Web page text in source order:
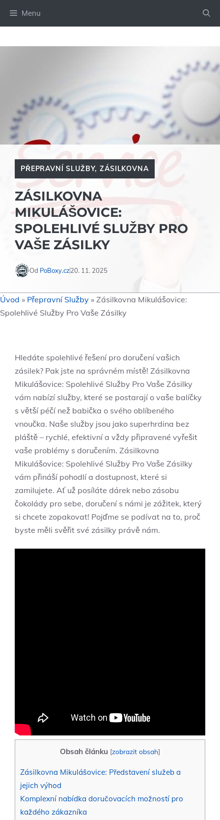
Menu
PŘEPRAVNÍ SLUŽBY,ZÁSILKOVNA
ZÁSILKOVNA
MIKULÁŠOVICE:
SPOLEHLIVÉ SLUŽBY PRO
VAŠE ZÁSILKY
Od PoBoxy.cz20. 11. 2025
Úvod » Přepravní Služby » Zásilkovna Mikulášovice:
Spolehlivé Služby Pro Vaše Zásilky
Hledáte ⁣spolehlivé řešení⁢ pro doručení vašich
zásilek? Pak jste na správném místě! Zásilkovna
Mikulášovice: Spolehlivé Služby Pro‌ Vaše Zásilky
vám ⁢nabízí služby, které se postarají o vaše balíčky
s větší péčí než babička o svého oblíbeného
vnoučka. Naše služby jsou jako⁣ superhrdina bez
pláště – ‌rychlé,‌ efektivní​ a vždy připravené​ vyřešit
⁣vaše problémy s ⁤doručením. Zásilkovna
Mikulášovice: ‌Spolehlivé Služby ⁢Pro Vaše Zásilky
vám přináší pohodlí a ⁣dostupnost,⁣ které si
zamilujete. Ať už ⁣posíláte dárek nebo ​zásobu ​
čokolády pro sebe,⁢ doručení‌ s námi je ​zážitek, který
si ⁣chcete zopakovat! Pojďme se podívat na ⁣to, proč
⁢byste‌ měli svěřit své zásilky právě nám.
Obsah článku [zobrazit obsah]
Zásilkovna Mikulášovice: Představení služeb a
jejich výhod
Komplexní nabídka doručovacích možností pro
každého‍ zákazníka